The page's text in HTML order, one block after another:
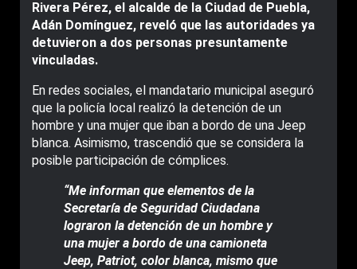
Rivera Pérez, el alcalde de la Ciudad de Puebla,
Adán Domínguez, reveló que las autoridades ya
detuvieron a dos personas presuntamente
vinculadas.
En redes sociales, el mandatario municipal aseguró
que la policía local realizó la detención de un
hombre y una mujer que iban a bordo de una Jeep
blanca. Asimismo, trascendió que se considera la
posible participación de cómplices.
“Me informan que elementos de la
Secretaría de Seguridad Ciudadana
lograron la detención de un hombre y
una mujer a bordo de una camioneta
Jeep, Patriot, color blanca, mismo que